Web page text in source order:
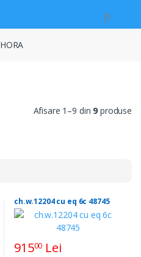
HORA
Afisare 1–9 din 9 produse
ch.w.12204 cu eq 6c 48745
91500 Lei